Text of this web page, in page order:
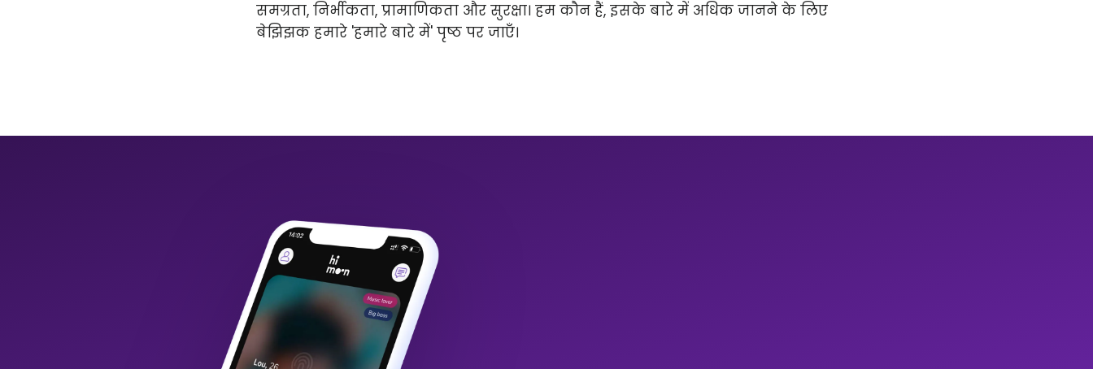
समग्रता, निर्भीकता, प्रामाणिकता और सुरक्षा। हम कौन हैं, इसके बारे में अधिक जानने के लिए
बेझिझक हमारे 'हमारे बारे में' पृष्ठ पर जाएँ।